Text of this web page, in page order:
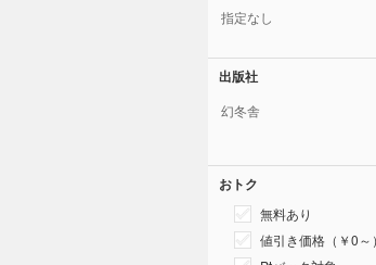
指定なし
出版社
幻冬舎
おトク
無料あり
値引き価格（￥0～）